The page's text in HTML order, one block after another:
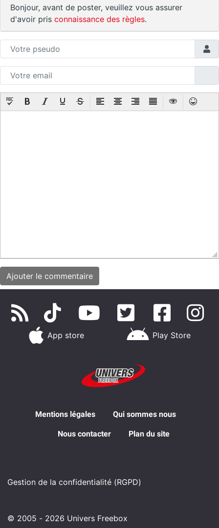
Bonjour, avant de poster, veuillez vous assurer
d'avoir pris connaissance des règles.
App store Play Store
Mentions légales Qui sommes nous
Nous contacter Plan du site
Gestion de la confidentialité (RGPD)
© 2005 - 2026 Univers Freebox